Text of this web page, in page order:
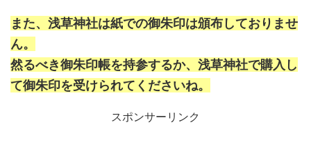
また、浅草神社は紙での御朱印は頒布しておりませ
ん。
然るべき御朱印帳を持参するか、浅草神社で購入し
て御朱印を受けられてくださいね。
スポンサーリンク